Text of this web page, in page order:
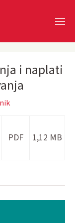
i naplati
PDF 1,12 MB